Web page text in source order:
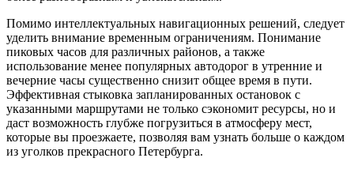
Помимо интеллектуальных навигационных решений, следует
уделить внимание временным ограничениям. Понимание
пиковых часов для различных районов, а также
использование менее популярных автодорог в утренние и
вечерние часы существенно снизит общее время в пути.
Эффективная стыковка запланированных остановок с
указанными маршрутами не только сэкономит ресурсы, но и
даст возможность глубже погрузиться в атмосферу мест,
которые вы проезжаете, позволяя вам узнать больше о каждом
из уголков прекрасного Петербурга.